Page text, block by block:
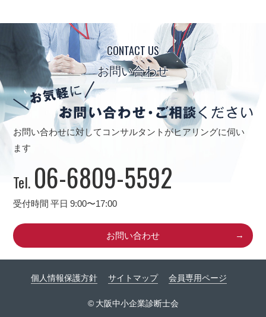
CONTACT US
お問い合わせ
お問い合わせに対してコンサルタントがヒアリングに伺い
ます
Tel. 06-6809-5592
受付時間 平日 9:00〜17:00
お問い合わせ
個人情報保護方針 サイトマップ 会員専用ページ
© 大阪中小企業診断士会